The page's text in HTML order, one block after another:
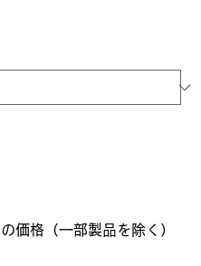
価格（一部製品を除く）